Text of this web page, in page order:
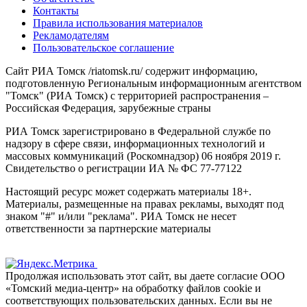
Контакты
Правила использования материалов
Рекламодателям
Пользовательское соглашение
Сайт РИА Томск /riatomsk.ru/ содержит информацию,
подготовленную Региональным информационным агентством
"Томск" (РИА Томск) с территорией распространения –
Российская Федерация, зарубежные страны
РИА Томск зарегистрировано в Федеральной службе по
надзору в сфере связи, информационных технологий и
массовых коммуникаций (Роскомнадзор) 06 ноября 2019 г.
Свидетельство о регистрации ИА № ФС 77-77122
Настоящий ресурс может содержать материалы 18+.
Материалы, размещенные на правах рекламы, выходят под
знаком "#" и/или "реклама". РИА Томск не несет
ответственности за партнерские материалы
Продолжая использовать этот сайт, вы даете согласие ООО
«Томский медиа-центр» на обработку файлов cookie и
соответствующих пользовательских данных. Если вы не